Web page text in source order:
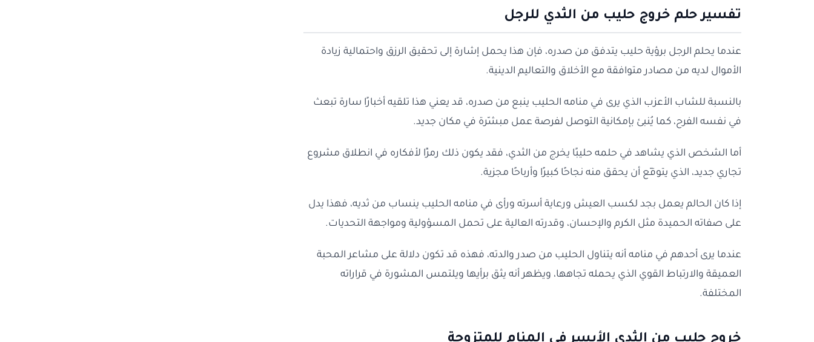
تفسير حلم خروج حليب من الثدي للرجل
عندما يحلم الرجل برؤية حليب يتدفق من صدره، فإن هذا يحمل إشارة إلى تحقيق الرزق واحتمالية زيادة
الأموال لديه من مصادر متوافقة مع الأخلاق والتعاليم الدينية.
بالنسبة للشاب الأعزب الذي يرى في منامه الحليب ينبع من صدره، قد يعني هذا تلقيه أخبارًا سارة تبعث
في نفسه الفرح، كما يُنبئ بإمكانية التوصل لفرصة عمل مبشّرة في مكان جديد.
أما الشخص الذي يشاهد في حلمه حليبًا يخرج من الثدي، فقد يكون ذلك رمزًا لأفكاره في انطلاق مشروع
تجاري جديد، الذي يتوقّع أن يحقق منه نجاحًا كبيرًا وأرباحًا مجزية.
إذا كان الحالم يعمل بجد لكسب العيش ورعاية أسرته ورأى في منامه الحليب ينساب من ثديه، فهذا يدل
على صفاته الحميدة مثل الكرم والإحسان، وقدرته العالية على تحمل المسؤولية ومواجهة التحديات.
عندما يرى أحدهم في منامه أنه يتناول الحليب من صدر والدته، فهذه قد تكون دلالة على مشاعر المحبة
العميقة والارتباط القوي الذي يحمله تجاهها، ويظهر أنه يثق برأيها ويلتمس المشورة في قراراته
المختلفة.